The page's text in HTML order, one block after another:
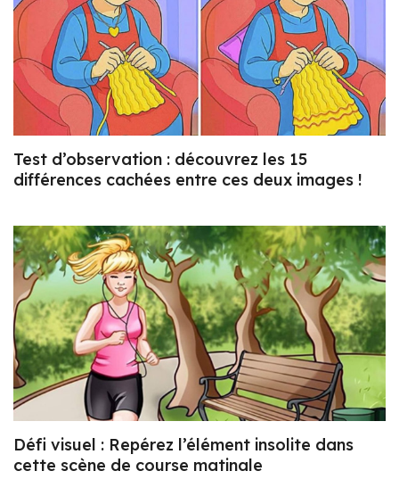
Test d’observation : découvrez les 15
différences cachées entre ces deux images !
Défi visuel : Repérez l’élément insolite dans
cette scène de course matinale